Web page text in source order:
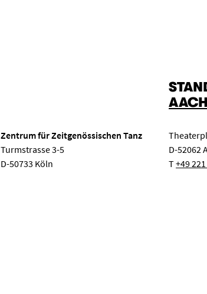
Zentrum für Zeitgenössischen Tanz
Turmstrasse 3-5
D-50733 Köln
D-52062
T+49